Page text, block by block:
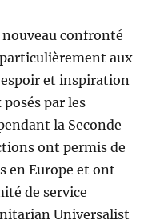
confronté
aux
et inspiration
par les
la Seconde
ont permis de
en Europe et ont
de service
Universalist